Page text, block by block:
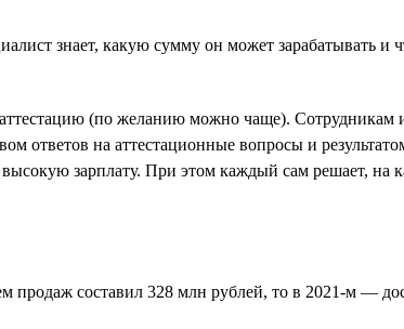
знает, какую сумму он может зарабатывать и
(по желанию можно чаще). Сотрудникам
ответов на аттестационные вопросы и
зарплату. При этом каждый сам решает, на
продаж составил 328 млн рублей, то в 2021-м —